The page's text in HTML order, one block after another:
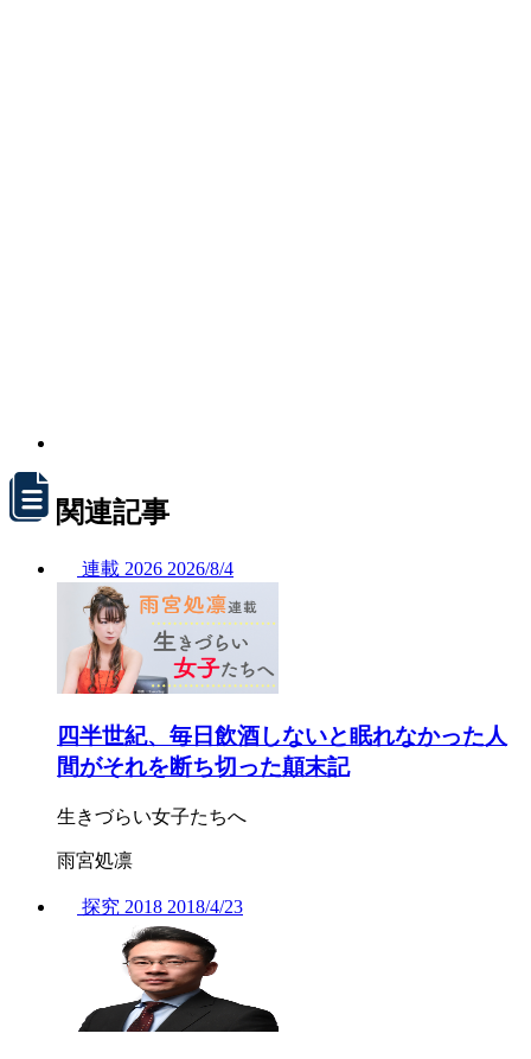
関連記事
連載 2026 2026/8/4
四半世紀、毎日飲酒しないと眠れなかった人
間がそれを断ち切った顛末記
生きづらい女子たちへ
雨宮処凛
探究 2018 2018/4/23